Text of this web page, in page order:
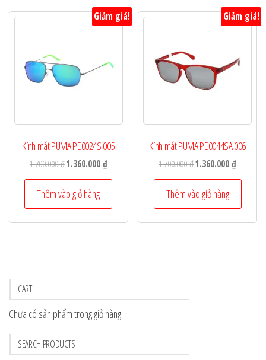
Giảm giá!
Kính mát PUMA PE0024S 005
1.700.000₫Giá
gốc
là:
1.700.000 ₫.
1.360.000₫Giá
hiện
là:
1.360.000 ₫.
Thêm vào giỏ hàng
Giảm giá!
Kính mát PUMA PE0044SA 006
1.700.000₫Giá
gốc
là:
1.700.000 ₫.
1.360.000₫Giá
hiện
là:
Thêm vào giỏ hàng
CART
Chưa có sản phẩm trong giỏ hàng.
SEARCH PRODUCTS